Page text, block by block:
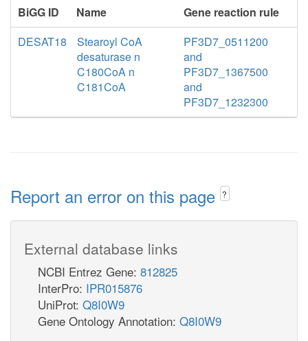
BiGG ID Name
Gene reaction rule
DESAT18
Stearoyl CoA
desaturase n
C180CoA n
C181CoA
PF3D7_0511200
and
PF3D7_1367500
and
PF3D7_1232300
Report an error on this page ?
External database links
NCBI Entrez Gene: 812825
InterPro: IPR015876
UniProt: Q8I0W9
Gene Ontology Annotation: Q8I0W9